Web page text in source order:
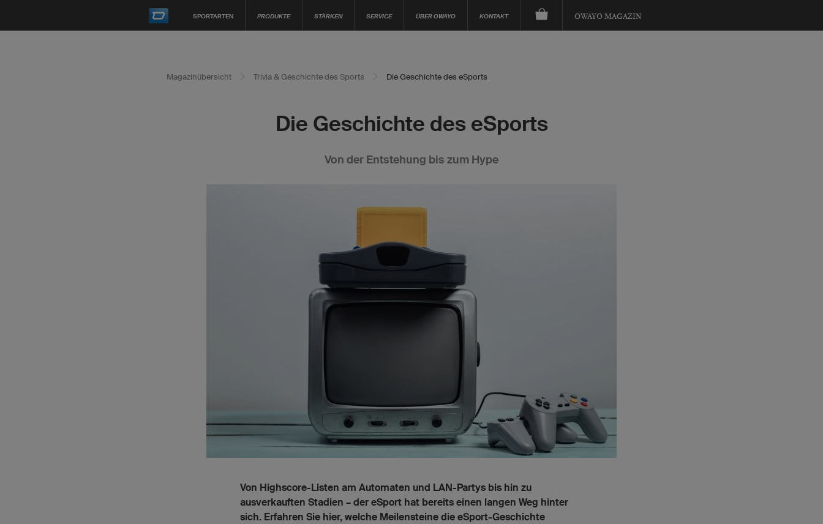
SPORTARTEN PRODUKTE STÄRKEN SERVICE ÜBER OWAYO KONTAKT OWAYO MAGAZIN
Magazinübersicht Trivia & Geschichte des Sports Die Geschichte des eSports
Die Geschichte des eSports
Von der Entstehung bis zum Hype
Von Highscore-Listen am Automaten und LAN-Partys bis hin zu
ausverkauften Stadien – der eSport hat bereits einen langen Weg hinter
sich. Erfahren Sie hier, welche Meilensteine die eSport-Geschichte